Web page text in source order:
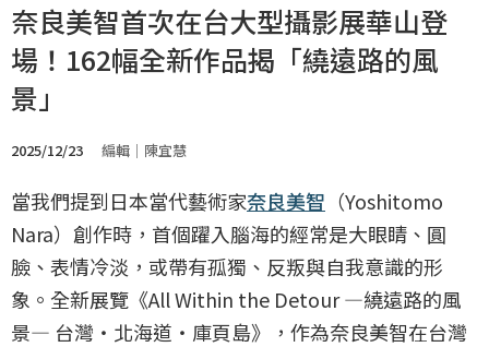
奈良美智首次在台大型攝影展華山登
場！162幅全新作品揭「繞遠路的風
景」
2025/12/23 編輯｜陳宜慧
當我們提到日本當代藝術家奈良美智 （Yoshitomo
Nara）創作時，首個躍入腦海的經常是大眼睛、圓
臉、表情冷淡，或帶有孤獨、反叛與自我意識的形
象。全新展覽《All Within the Detour ―繞遠路的風
景― 台灣‧北海道‧庫頁島》，作為奈良美智在台灣